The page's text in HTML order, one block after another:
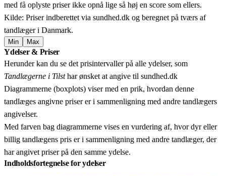
med få oplyste priser ikke opnå lige så høj en score som ellers.
Kilde: Priser indberettet via sundhed.dk og beregnet på tværs af
tandlæger i Danmark.
Min Max
+
−
Ydelser & Priser
Herunder kan du se det prisintervaller på alle ydelser, som
Tandlægerne i Tilsthar ønsket at angive til sundhed.dk
Diagrammerne (boxplots) viser med en prik, hvordan denne
tandlæges angivne priser er i sammenligning med andre tandlægers
angivelser.
Med farven bag diagrammerne vises en vurdering af, hvor dyr eller
billig tandlægens pris er i sammenligning med andre tandlæger, der
har angivet priser på den samme ydelse.
Indholdsfortegnelse for ydelser